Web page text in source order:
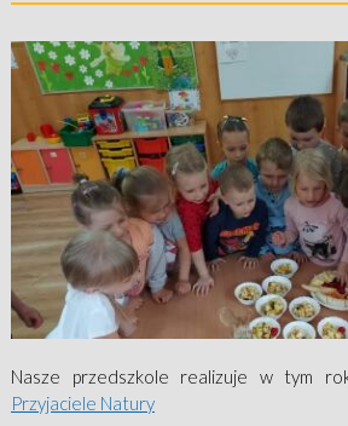
Nasze przedszkole realizuje w tym
Przyjaciele Natury